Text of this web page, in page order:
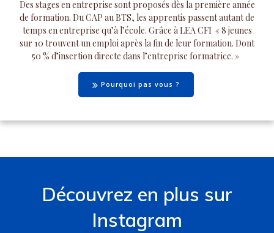
Des stages en entreprise sont proposés dès la première année
de formation. Du CAP au BTS, les apprentis passent autant de
temps en entreprise qu’à l’école. Grâce à LEA CFI « 8 jeunes
sur 10 trouvent un emploi après la fin de leur formation. Dont
50 % d’insertion directe dans l’entreprise formatrice. »
Pourquoi pas vous ?
Découvrez en plus sur
Instagram